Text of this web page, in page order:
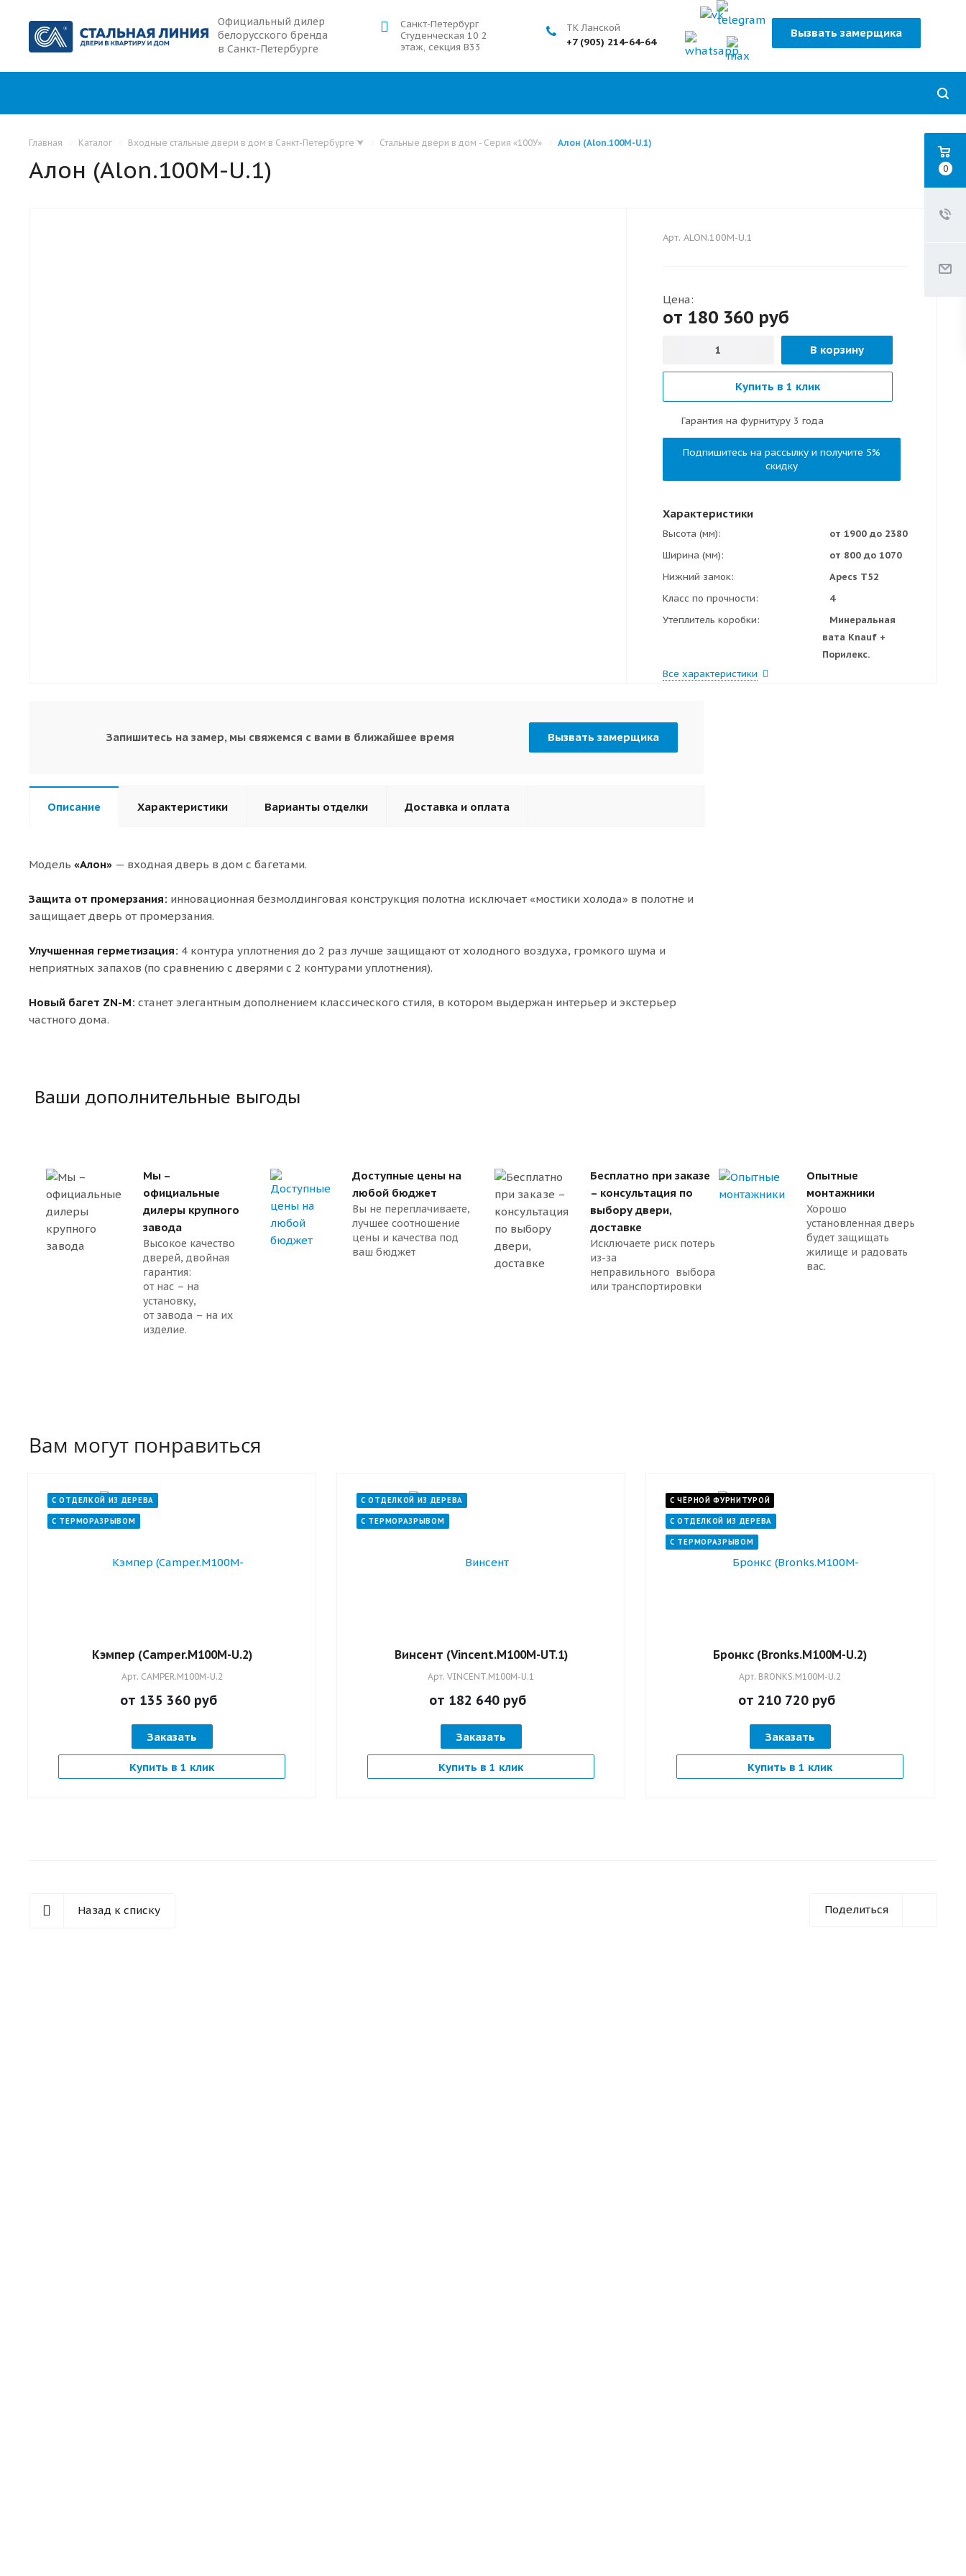
Официальный дилер
белорусского бренда
в Санкт-Петербурге
Санкт-Петербург
Студенческая 10 2
этаж, секция В33
ТК Ланской
+7 (905) 214-64-64
Вызвать замерщика
Главная Каталог Входные стальные двери в дом в Санкт-Петербурге ⮟ Стальные двери в дом - Серия «100У» Алон (Alon.100M-U.1)
Алон (Alon.100M-U.1)
Арт. ALON.100M-U.1
Цена:
от 180 360 руб
В корзину
Купить в 1 клик
Гарантия на фурнитуру 3 года
Подпишитесь на рассылку и получите 5%
скидку
Характеристики
Высота (мм)
от 1900 до 2380
Ширина (мм)
от 800 до 1070
Нижний замок
Apecs Т52
Класс по прочности
4
Утеплитель коробки
Минеральная
вата Knauf +
Порилекс.
Все характеристики
Запишитесь на замер, мы свяжемся с вами в ближайшее время Вызвать замерщика
Описание Характеристики Варианты отделки Доставка и оплата
Модель «Алон» — входная дверь в дом с багетами.
Защита от промерзания: инновационная безмолдинговая конструкция полотна исключает «мостики холода» в полотне и
защищает дверь от промерзания.
Улучшенная герметизация: 4 контура уплотнения до 2 раз лучше защищают от холодного воздуха, громкого шума и
неприятных запахов (по сравнению с дверями с 2 контурами уплотнения).
Новый багет ZN-M: станет элегантным дополнением классического стиля, в котором выдержан интерьер и экстерьер
частного дома.
Ваши дополнительные выгоды
Мы –
официальные
дилеры крупного
завода
Высокое качество
дверей, двойная
гарантия:
от нас – на
установку,
от завода – на их
изделие.
Доступные цены на
любой бюджет
Вы не переплачиваете,
лучшее соотношение
цены и качества под
ваш бюджет
Бесплатно при заказе
– консультация по
выбору двери,
доставке
Исключаете риск потерь
из-за
неправильного выбора
или транспортировки
Опытные
монтажники
Хорошо
установленная дверь
будет защищать
жилище и радовать
вас.
Вам могут понравиться
С ОТДЕЛКОЙ ИЗ ДЕРЕВА
С ТЕРМОРАЗРЫВОМ
Кэмпер (Camper.M100M-U.2)
Арт. CAMPER.M100M-U.2
от 135 360 руб
Заказать
Купить в 1 клик
С ОТДЕЛКОЙ ИЗ ДЕРЕВА
С ТЕРМОРАЗРЫВОМ
Винсент (Vincent.M100M-UT.1)
Арт. VINCENT.M100M-U.1
от 182 640 руб
Заказать
Купить в 1 клик
С ЧЁРНОЙ ФУРНИТУРОЙ
С ОТДЕЛКОЙ ИЗ ДЕРЕВА
С ТЕРМОРАЗРЫВОМ
Бронкс (Bronks.M100M-U.2)
Арт. BRONKS.M100M-U.2
от 210 720 руб
Заказать
Купить в 1 клик
Поделиться
Назад к списку
0